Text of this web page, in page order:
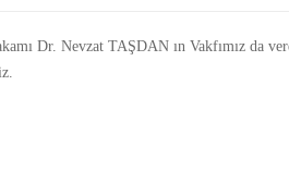
Dr. Nevzat TAŞDAN ın Vakfımız